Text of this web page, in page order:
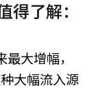
得了解：
大增幅，
大幅流入源